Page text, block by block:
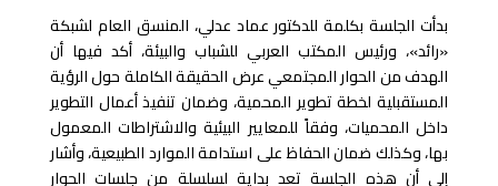
بدأت الجلسة بكلمة للدكتور عماد عدلي، المنسق العام لشبكة
«رائد»، ورئيس المكتب العربي للشباب والبيئة، أكد فيها أن
الهدف من الحوار المجتمعي عرض الحقيقة الكاملة حول الرؤية
المستقبلية لخطة تطوير المحمية، وضمان تنفيذ أعمال التطوير
داخل المحميات، وفقاً للمعايير البيئية والاشتراطات المعمول
بها، وكذلك ضمان الحفاظ على استدامة الموارد الطبيعية، وأشار
إلى أن هذه الجلسة تعد بداية لسلسلة من جلسات الحوار